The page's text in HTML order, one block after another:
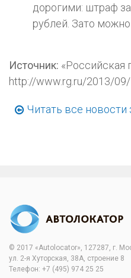
дорогими: штраф
рублей. Зато
Источник: «Российская
http://www.rg.ru/2013/
Читать все новости
© 2017 «Autolocator», 127287, г.
ул. 2-я Хуторская, 38А, строение 8
Телефон: +7 (495) 974 25 25